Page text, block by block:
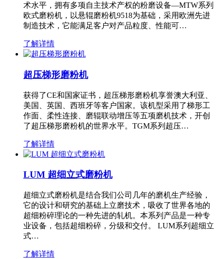
术水平，拥有多项自主技术产权的粉磨设备—MTW系列
欧式磨粉机，以悬辊磨粉机9518为基础，采用欧洲先进
制造技术，它能满足客户对产品粒度、性能可…
了解详情
超压梯形磨粉机
获得了CE和国家证书，超压梯形磨粉机享誉澳大利亚、
美国、英国、西班牙等客户国家。该机型采用了梯形工
作面、柔性连接、磨辊联动增压等五项磨机技术，开创
了超压梯形磨粉机的世界水平。TGM系列超压…
了解详情
LUM 超细立式磨粉机
超细立式磨粉机是结合我们公司几年的磨机生产经验，
它的设计和研究的基础上立磨技术，吸收了世界各地的
超细粉碎理论的一种先进的轧机。本系列产品是一种专
业设备，包括超细粉碎，分级和交付。 LUM系列超细立
式…
了解详情